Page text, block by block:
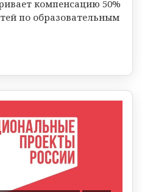
компенсацию 50%
по образовательным